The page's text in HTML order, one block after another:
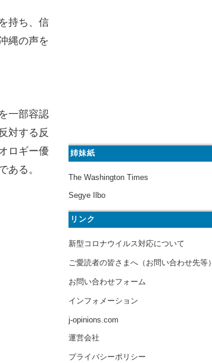
持ち、信
縄の声を
一部容認
対する反
ロギー優
ある。
姉妹紙
The Washington Times
Segye Ilbo
リンク
新型コロナウイルス対応について
ご愛読者の皆さまへ（お問い合わせ先等）
お問い合わせフォーム
インフォメーション
j-opinions.com
運営会社
プライバシーポリシー